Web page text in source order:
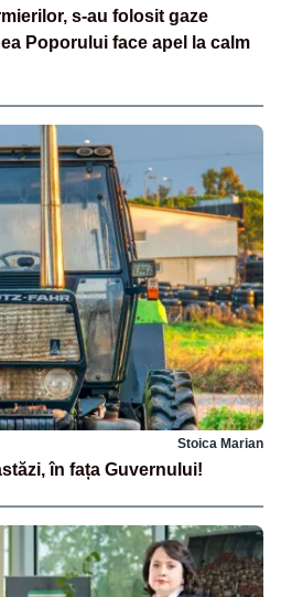
s-au folosit gaze
Poporului face apel la calm
Stoica Marian
în fața Guvernului!